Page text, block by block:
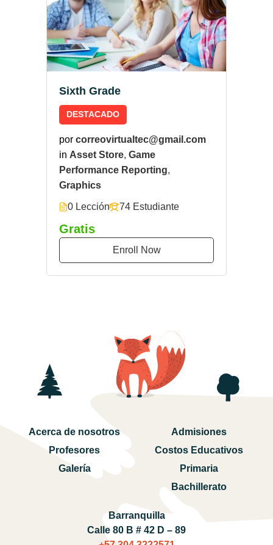
Sixth Grade
DESTACADO
por correovirtualtec@gmail.com
in Asset Store, Game
Performance Reporting,
Graphics
0 Lección 74 Estudiante
Gratis
Enroll Now
Acerca de nosotros
Profesores
Galería
Admisiones
Costos Educativos
Primaria
Bachillerato
Barranquilla
Calle 80 B # 42 D – 89